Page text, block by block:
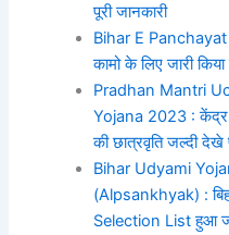
पूरी जानकारी
Bihar E Panchayat
कामो के लिए जारी किया
Pradhan Mantri
Yojana 2023 : केंद्र
की छात्रवृति जल्दी देखे
Bihar Udyami
(Alpsankhyak) :
Selection List हुआ